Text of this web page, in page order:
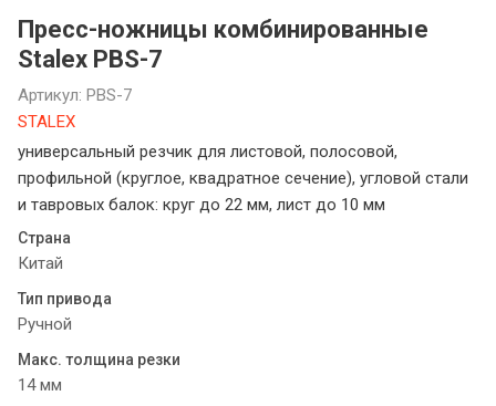
Пресс-ножницы комбинированные
Stalex PBS-7
Артикул: PBS-7
STALEX
универсальный резчик для листовой, полосовой,
профильной (круглое, квадратное сечение), угловой стали
и тавровых балок: круг до 22 мм, лист до 10 мм
Страна
Китай
Тип привода
Ручной
Макс. толщина резки
14 мм